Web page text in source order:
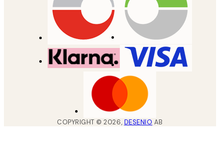
COPYRIGHT ©2026, DESENIO AB